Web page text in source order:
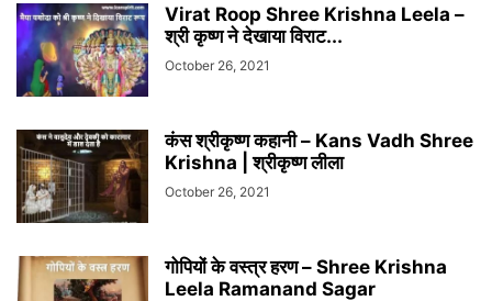
Virat Roop Shree Krishna Leela –
श्री कृष्ण ने देखाया विराट...
October 26, 2021
कंस श्रीकृष्ण कहानी – Kans Vadh Shree
Krishna | श्रीकृष्ण लीला
October 26, 2021
गोपियों के वस्त्र हरण – Shree Krishna
Leela Ramanand Sagar